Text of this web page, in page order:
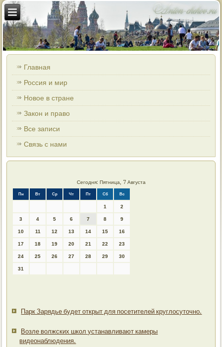
Главная
Россия и мир
Новое в стране
Закон и право
Все записи
Связь с нами
Сегодня: Пятница, 7 Августа
Пн Вт Ср Чт Пт Сб Вс
1 2
3 4 5 6 7 8 9
10 11 12 13 14 15 16
17 18 19 20 21 22 23
24 25 26 27 28 29 30
31
Парк Зарядье будет открыт для посетителей круглосуточно.
Возле волжских школ устанавливают камеры
видеонаблюдения.